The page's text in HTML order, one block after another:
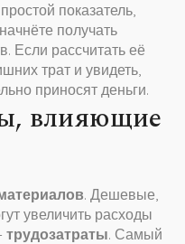
показатель,
получать
Если рассчитать её
трат и увидеть,
приносят деньги.
влияющие
. Дешевые,
увеличить расходы
трудозатраты. Самый